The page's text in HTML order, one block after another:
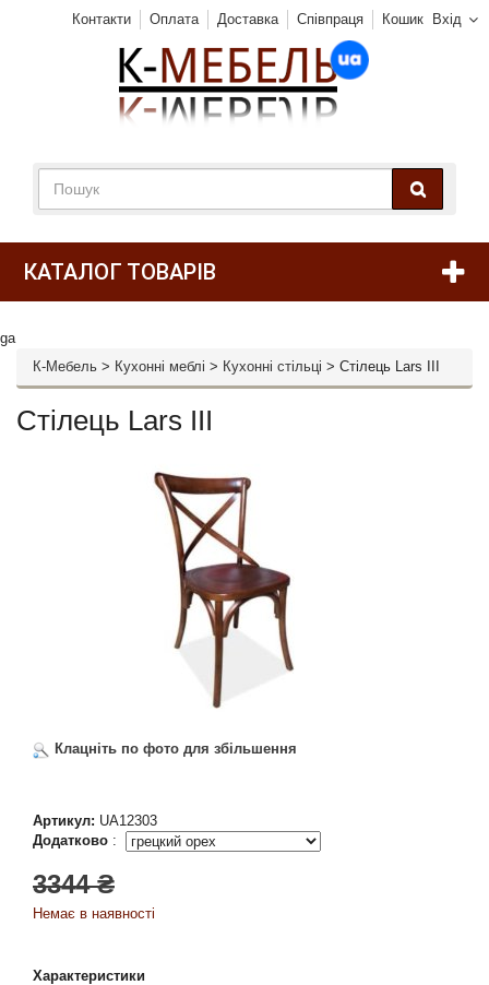
Вхід
Контакти Оплата Доставка Співпраця Кошик
КАТАЛОГ ТОВАРІВ
ga
К-Мебель > Кухонні меблі > Кухонні стільці > Стілець Lars III
Стілець Lars III
Клацніть по фото для збільшення
Артикул: UA12303
Додатково :
3344 ₴
Немає в наявності
Характеристики